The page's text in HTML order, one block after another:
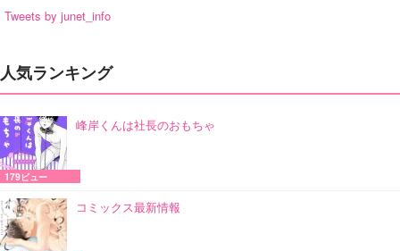
Tweets by junet_info
人気ランキング
峰岸くんは社長のおもちゃ
179ビュー
コミックス最新情報